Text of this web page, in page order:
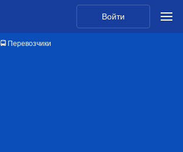
Войти
🚍 Перевозчики